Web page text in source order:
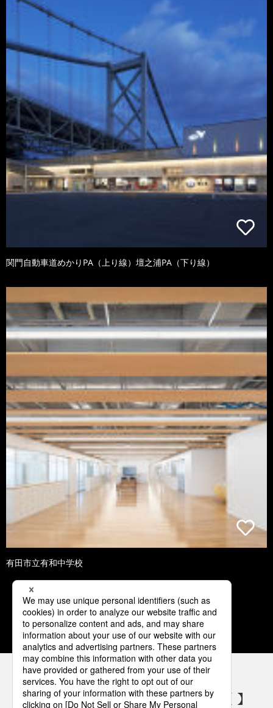
関門自動車道めかりPA（上り線）壇之浦PA（下り線）
有田市立有和中学校
1 2 3 4 5
パナソニックの電気設備 SNSアカウント